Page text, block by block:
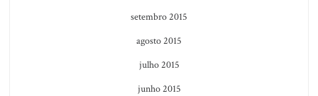
setembro 2015
agosto 2015
julho 2015
junho 2015